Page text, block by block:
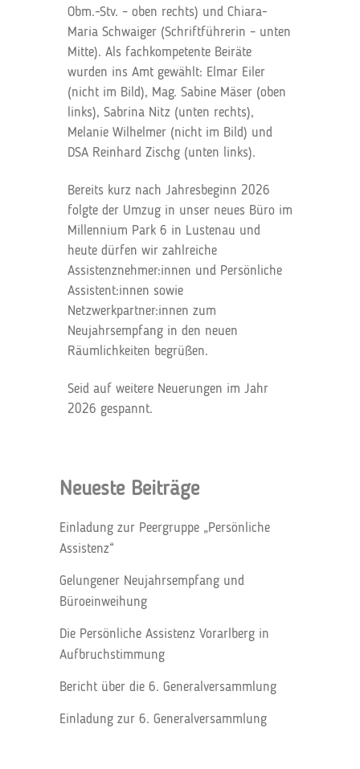
Obm.-Stv. – oben rechts) und Chiara-
Maria Schwaiger (Schriftführerin – unten
Mitte). Als fachkompetente Beiräte
wurden ins Amt gewählt: Elmar Eiler
(nicht im Bild), Mag. Sabine Mäser (oben
links), Sabrina Nitz (unten rechts),
Melanie Wilhelmer (nicht im Bild) und
DSA Reinhard Zischg (unten links).
Bereits kurz nach Jahresbeginn 2026
folgte der Umzug in unser neues Büro im
Millennium Park 6 in Lustenau und
heute dürfen wir zahlreiche
Assistenznehmer:innen und Persönliche
Assistent:innen sowie
Netzwerkpartner:innen zum
Neujahrsempfang in den neuen
Räumlichkeiten begrüßen.
Seid auf weitere Neuerungen im Jahr
2026 gespannt.
Neueste Beiträge
Einladung zur Peergruppe „Persönliche
Assistenz“
Gelungener Neujahrsempfang und
Büroeinweihung
Die Persönliche Assistenz Vorarlberg in
Aufbruchstimmung
Bericht über die 6. Generalversammlung
Einladung zur 6. Generalversammlung